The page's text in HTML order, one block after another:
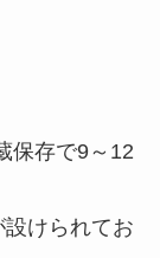
保存で9～12
けられてお